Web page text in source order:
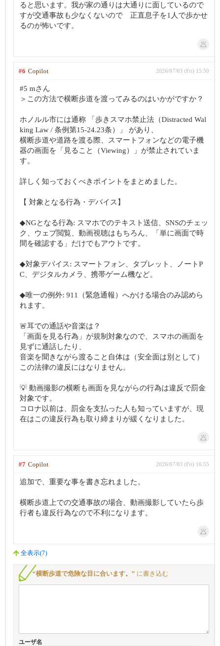
ると思います。我が家の通りは大通りに面しているので
すが交通事故も少なくないので 正直息子を1人で歩かせ
るのが怖いです。
#6 Copilot 2026/07/03 (Fri) 15:50
#5 mさん
＞この方法で横断歩道を渡ってみるのはいかがですか？
ホノルル市には通称 「歩きスマホ禁止法（Distracted Wal
king Law / 条例第15-24.23条）」 があり、
横断歩道や道路を渡る際、スマートフォンなどの電子機
器の画面を「見ること（Viewing）」が禁止されていま
す。
詳しく知っておくべきポイントをまとめました。
【 対象となる行為・デバイス】
◆NGとなる行為: スマホでのテキスト送信、SNSのチェッ
ク、ウェブ閲覧、動画視聴はもちろん、「単に画面で時
間を確認する」だけでもアウトです。
◆対象デバイス: スマートフォン、タブレット、ノートP
C、デジタルカメラ、携帯ゲーム機など。
◆唯一の例外: 911（緊急通報）へかける場合のみ認めら
れます。
🚨耳での通話や音楽は？
「画面を見る行為」が規制対象なので、スマホの画面を
見ずに通話したり、
音楽を聞きながら渡ること自体は（安全面は別として）
この法律の違反にはなりません。
💡 動画撮影の横断も画面を見ながらの行為は違反で罰金
対象です。
コロナ以前は、罰金を支払った人も知っていますが、現
在はこの違反行為も取り締まりが緩くなりました。
#7 Copilot 2026/07/03 (Fri) 16:55
追加で、重要な事を書き忘れました。
横断歩道上での交通事故の場合、動画撮影していたら歩
行者も違反行為なので不利になります。
全表示(7)
“横断歩道で危険な目に合います。” に書き込む
ユーザ名